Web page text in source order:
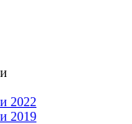
2022
2019